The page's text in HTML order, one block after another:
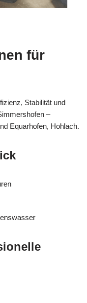
für
Stabilität und
–
Equarhofen, Hohlach.